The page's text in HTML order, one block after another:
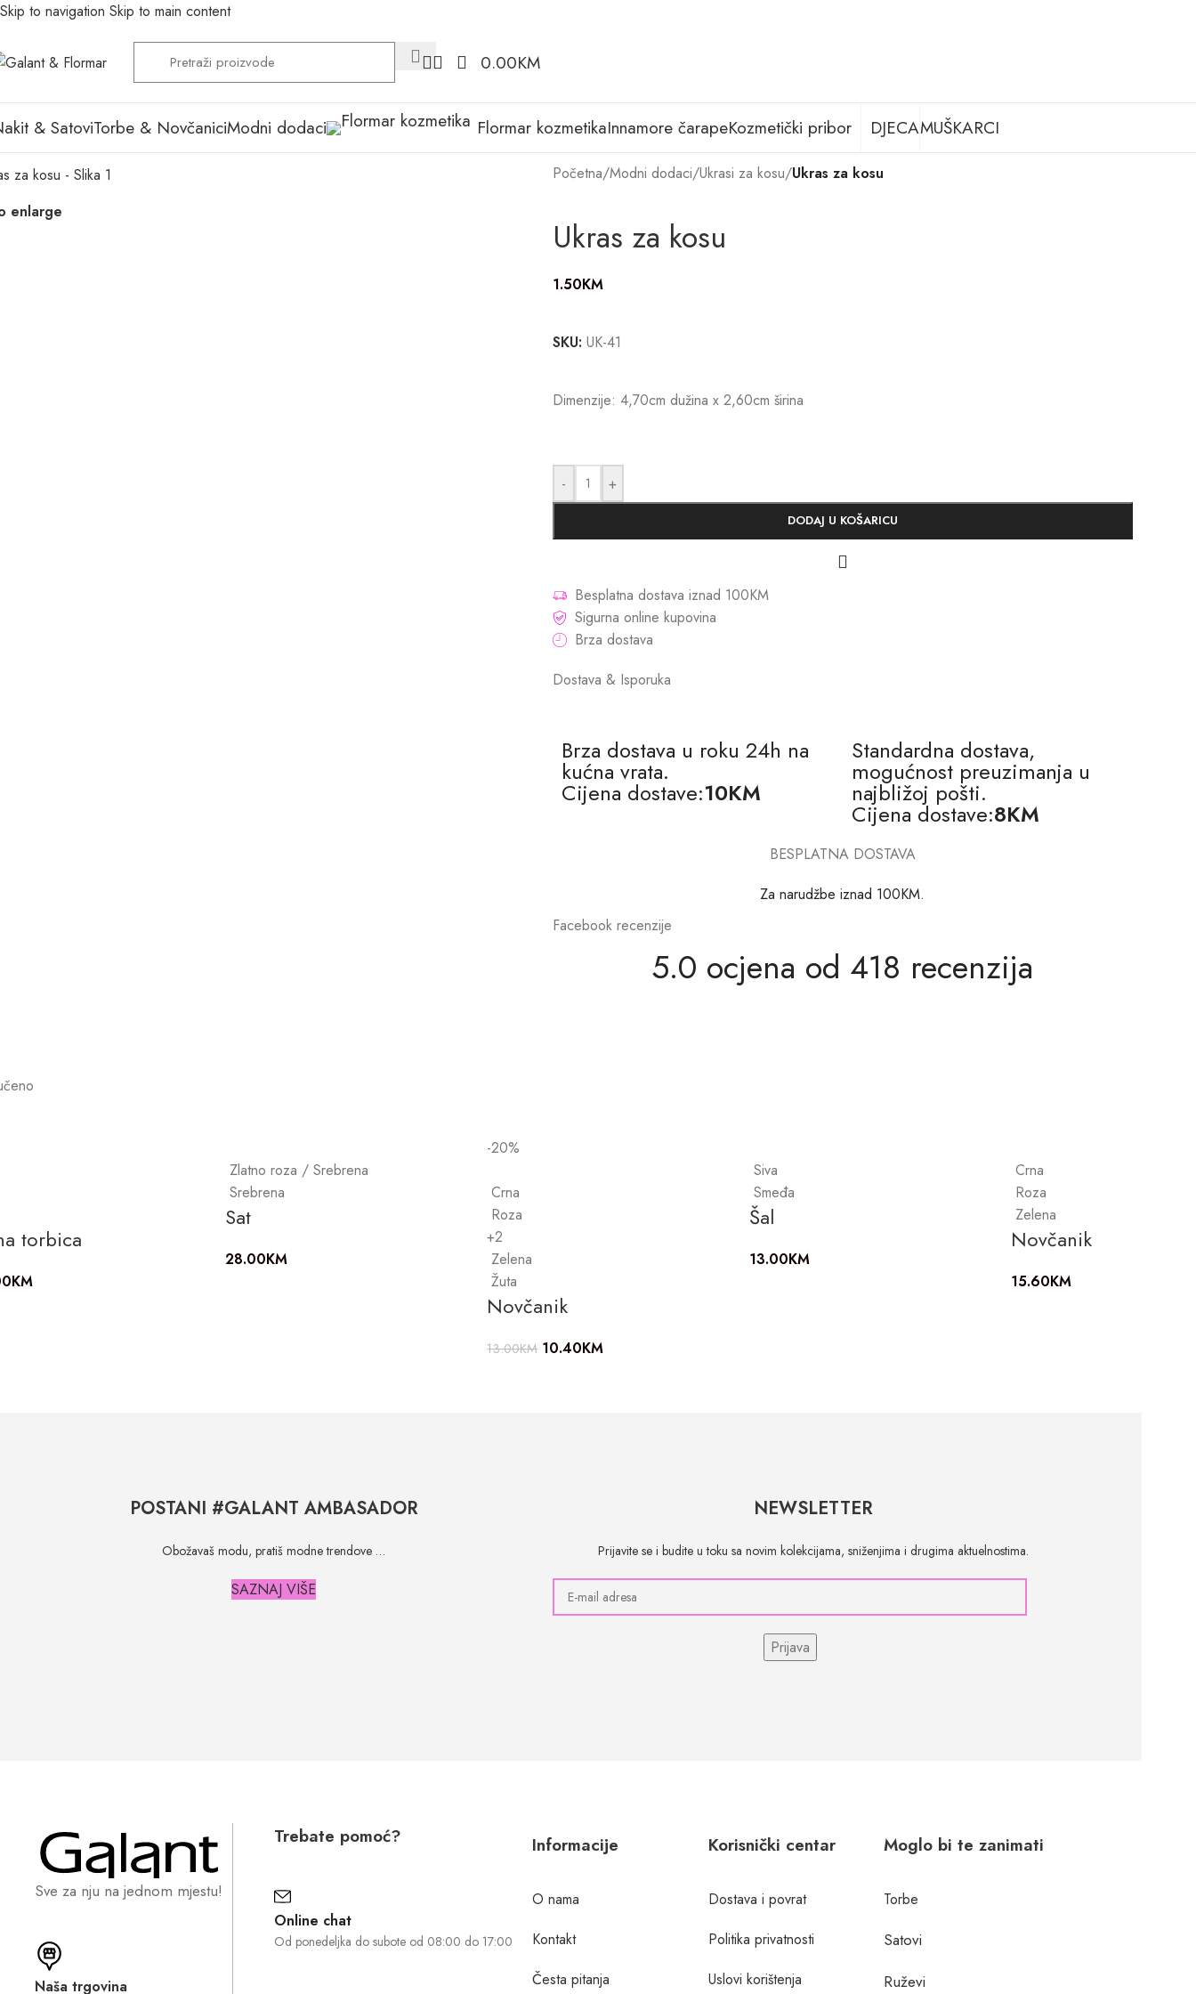
Skip to navigation Skip to main content
0.00KM
& SatoviTorbe & NovčaniciModni dodaci Flormar kozmetikaInnamore čarapeKozmetički pribor DJECAMUŠKARCI
enlarge
Početna/Modni dodaci/Ukrasi za kosu/Ukras za kosu
Ukras za kosu
1.50KM
SKU: UK-41
Dimenzije: 4,70cm dužina x 2,60cm širina
- +
DODAJ U KOŠARICU
Besplatna dostava iznad 100KM
Sigurna online kupovina
Brza dostava
Dostava & Isporuka
Brza dostava u roku 24h na
kućna vrata.
Cijena dostave:10KM
Standardna dostava,
mogućnost preuzimanja u
najbližoj pošti.
Cijena dostave:8KM
BESPLATNA DOSTAVA
Za narudžbe iznad 100KM.
Facebook recenzije
5.0 ocjena od 418 recenzija
torbica
KM
Zlatno roza / Srebrena
Srebrena
Sat
28.00KM
-20%
Crna
Roza
+2
Zelena
Žuta
Novčanik
13.00KM 10.40KM
Siva
Smeđa
Šal
13.00KM
Crna
Roza
Zelena
Novčanik
15.60KM
POSTANI #GALANT AMBASADOR
Obožavaš modu, pratiš modne trendove …
SAZNAJ VIŠE
NEWSLETTER
Prijavite se i budite u toku sa novim kolekcijama, sniženjima i drugima aktuelnostima.
Sve za nju na jednom mjestu!
Naša trgovina
Trebate pomoć?
Online chat
Od ponedeljka do subote od 08:00 do 17:00
Informacije
O nama
Kontakt
Česta pitanja
Korisnički centar
Dostava i povrat
Politika privatnosti
Uslovi korištenja
Moglo bi te zanimati
Torbe
Satovi
Ruževi